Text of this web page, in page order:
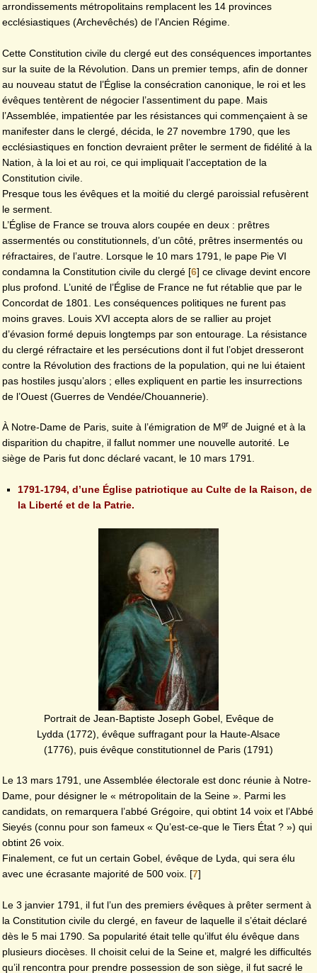
arrondissements métropolitains remplacent les 14 provinces
ecclésiastiques (Archevêchés) de l’Ancien Régime.
Cette Constitution civile du clergé eut des conséquences importantes
sur la suite de la Révolution. Dans un premier temps, afin de donner
au nouveau statut de l’Église la consécration canonique, le roi et les
évêques tentèrent de négocier l’assentiment du pape. Mais
l’Assemblée, impatientée par les résistances qui commençaient à se
manifester dans le clergé, décida, le 27 novembre 1790, que les
ecclésiastiques en fonction devraient prêter le serment de fidélité à la
Nation, à la loi et au roi, ce qui impliquait l’acceptation de la
Constitution civile.
Presque tous les évêques et la moitié du clergé paroissial refusèrent
le serment.
L’Église de France se trouva alors coupée en deux : prêtres
assermentés ou constitutionnels, d’un côté, prêtres insermentés ou
réfractaires, de l’autre. Lorsque le 10 mars 1791, le pape Pie VI
condamna la Constitution civile du clergé [6] ce clivage devint encore
plus profond. L’unité de l’Église de France ne fut rétablie que par le
Concordat de 1801. Les conséquences politiques ne furent pas
moins graves. Louis XVI accepta alors de se rallier au projet
d’évasion formé depuis longtemps par son entourage. La résistance
du clergé réfractaire et les persécutions dont il fut l’objet dresseront
contre la Révolution des fractions de la population, qui ne lui étaient
pas hostiles jusqu’alors ; elles expliquent en partie les insurrections
de l’Ouest (Guerres de Vendée/Chouannerie).
À Notre-Dame de Paris, suite à l’émigration de Mgr de Juigné et à la
disparition du chapitre, il fallut nommer une nouvelle autorité. Le
siège de Paris fut donc déclaré vacant, le 10 mars 1791.
1791-1794, d’une Église patriotique au Culte de la Raison, de
la Liberté et de la Patrie.
Portrait de Jean-Baptiste Joseph Gobel, Evêque de
Lydda (1772), évêque suffragant pour la Haute-Alsace
(1776), puis évêque constitutionnel de Paris (1791)
Le 13 mars 1791, une Assemblée électorale est donc réunie à Notre-
Dame, pour désigner le « métropolitain de la Seine ». Parmi les
candidats, on remarquera l’abbé Grégoire, qui obtint 14 voix et l’Abbé
Sieyés (connu pour son fameux « Qu’est-ce-que le Tiers État ? ») qui
obtint 26 voix.
Finalement, ce fut un certain Gobel, évêque de Lyda, qui sera élu
avec une écrasante majorité de 500 voix. [7]
Le 3 janvier 1791, il fut l’un des premiers évêques à prêter serment à
la Constitution civile du clergé, en faveur de laquelle il s’était déclaré
dès le 5 mai 1790. Sa popularité était telle qu’ilfut élu évêque dans
plusieurs diocèses. Il choisit celui de la Seine et, malgré les difficultés
qu’il rencontra pour prendre possession de son siège, il fut sacré le